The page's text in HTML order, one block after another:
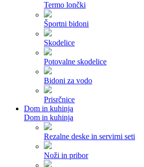
Termo lončki
Športni bidoni
Skodelice
Potovalne skodelice
Bidoni za vodo
Prisrčnice
Dom in kuhinja
Dom in kuhinja
Rezalne deske in servirni seti
Noži in pribor